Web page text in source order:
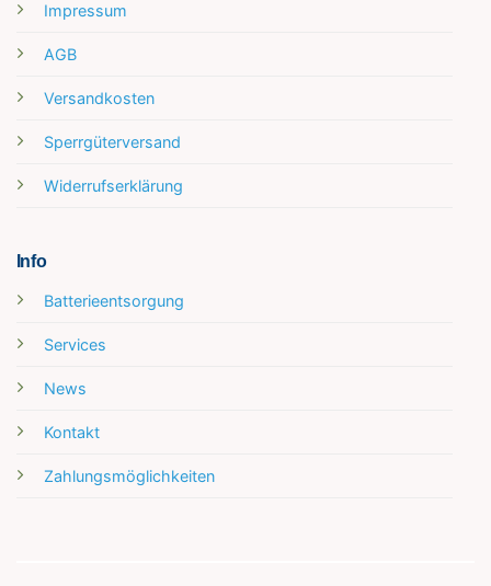
Impressum
AGB
Versandkosten
Sperrgüterversand
Widerrufserklärung
Info
Batterieentsorgung
Services
News
Kontakt
Zahlungsmöglichkeiten